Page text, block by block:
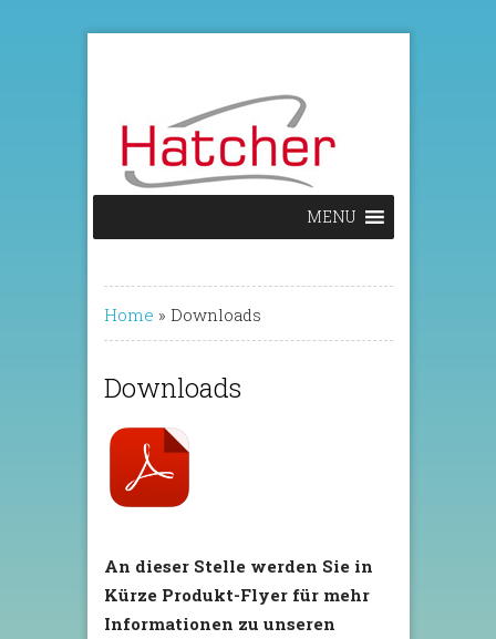
MENU
Home » Downloads
Downloads
An dieser Stelle werden Sie in
Kürze Produkt-Flyer für mehr
Informationen zu unseren